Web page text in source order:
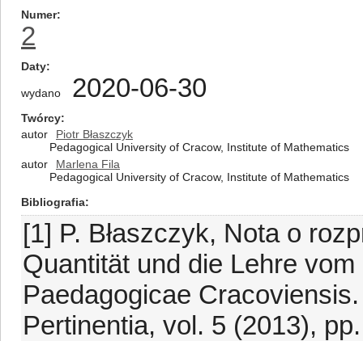
Numer
2
Daty
wydano 2020-06-30
Twórcy
autor
Piotr Błaszczyk
Pedagogical University of Cracow, Institute of Mathematics
autor
Marlena Fila
Pedagogical University of Cracow, Institute of Mathematics
Bibliografia
[1] P. Błaszczyk, Nota o
Quantität und die Lehre
Paedagogicae
Pertinentia, vol. 5 (2013),